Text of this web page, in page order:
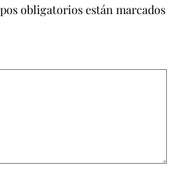
obligatorios están marcados